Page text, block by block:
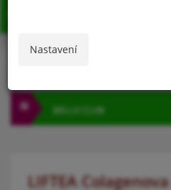
BELLA CLUB
LIFTEA
Nastavení